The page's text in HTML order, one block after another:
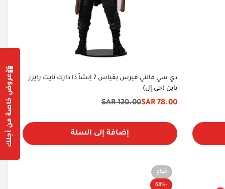
دي سي مالتي فيرس بقياس 7 إنشاً ذا دارك نايت رايزز
باين (جي إل)
سعر
78.00 SAR
السعر
120.00 SAR
إضافة إلى السلة
مُباع
-68%
عروض خاصة من أجلك